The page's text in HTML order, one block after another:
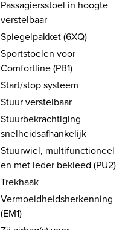
Passagiersstoel in hoogte
verstelbaar
Spiegelpakket (6XQ)
Sportstoelen voor
Comfortline (PB1)
Start/stop systeem
Stuur verstelbaar
Stuurbekrachtiging
snelheidsafhankelijk
Stuurwiel, multifunctioneel
en met leder bekleed (PU2)
Trekhaak
Vermoeidheidsherkenning
(EM1)